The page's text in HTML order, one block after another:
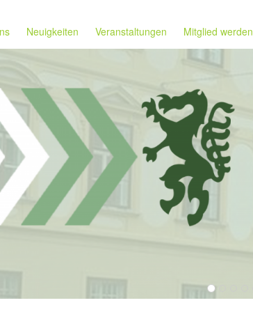
Neuigkeiten Veranstaltungen Mitglied werden